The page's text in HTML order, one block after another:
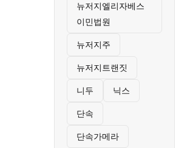
뉴저지엘리자베스
이민법원
뉴저지주
뉴저지트랜짓
니두 닉스
단속
단속가메라